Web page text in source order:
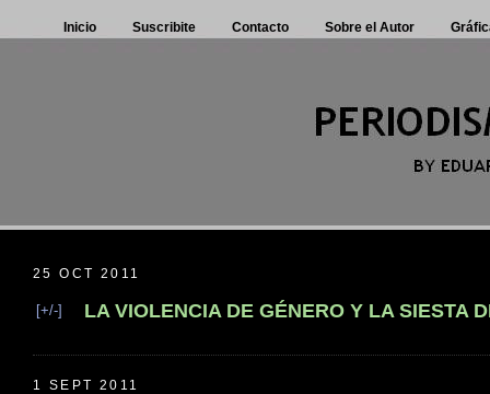
Inicio Suscribite Contacto Sobre el Autor
25 OCT 2011
[+/-] LA VIOLENCIA DE GÉNERO Y LA SIESTA
1 SEPT 2011